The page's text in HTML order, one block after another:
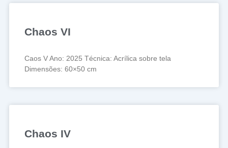
Chaos VI
Caos V Ano: 2025 Técnica: Acrílica sobre tela
Dimensões: 60×50 cm
Chaos IV